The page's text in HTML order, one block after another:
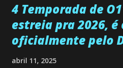
4 Temporada de
estreia pra 2026,
oficialmente pelo
abril 11, 2025